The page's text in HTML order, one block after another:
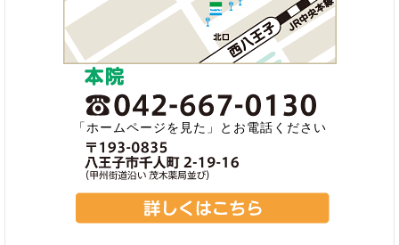
「ホームページを見た」とお電話ください